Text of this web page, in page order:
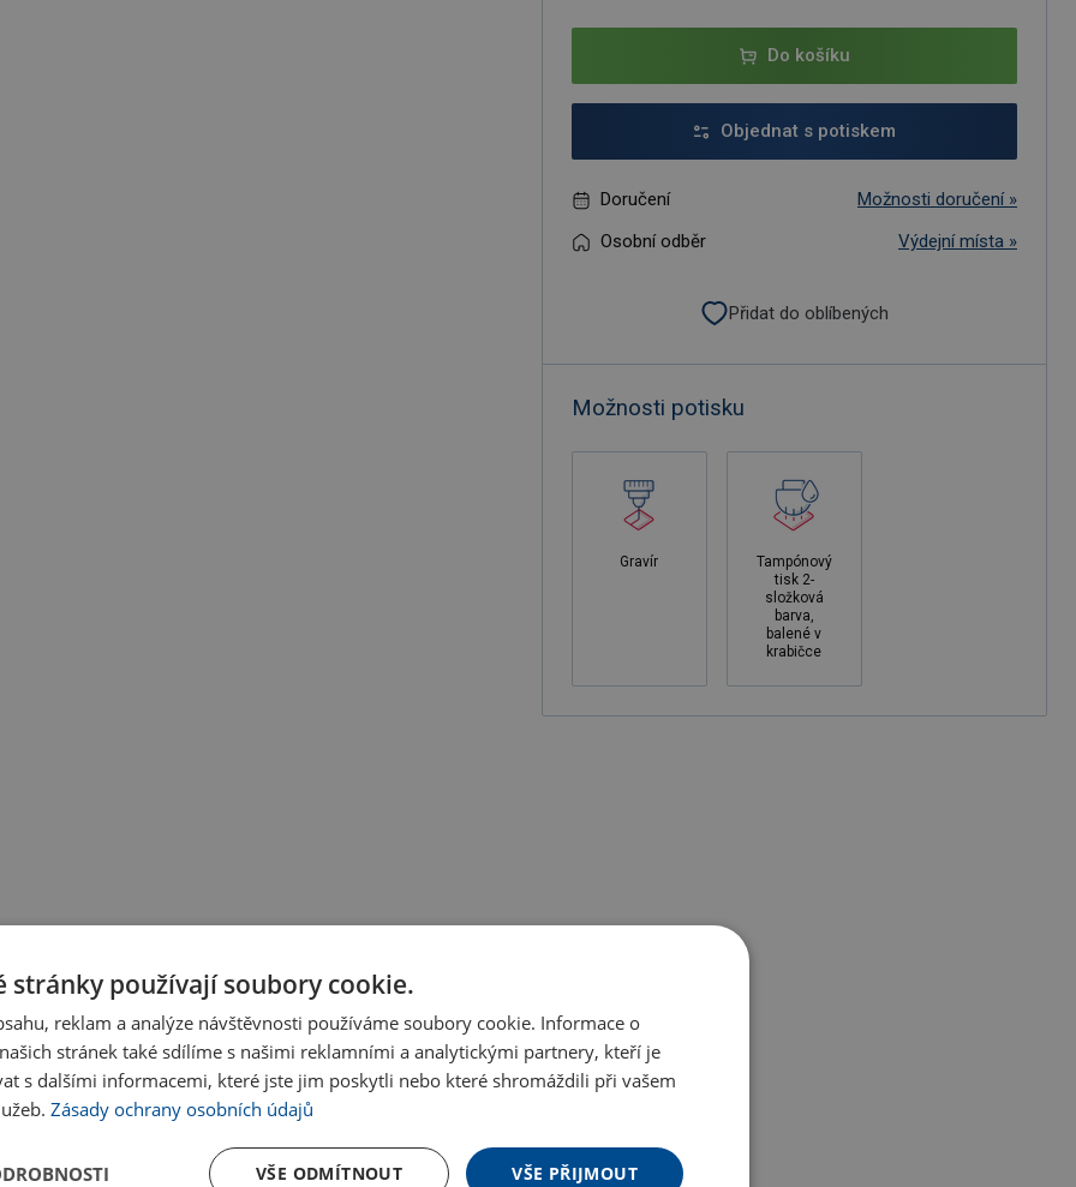
Do košíku
Objednat s potiskem
Doručení
Možnosti doručení »
Osobní odběr
Výdejní místa »
Přidat do oblíbených
Možnosti potisku
Gravír
Tampónový
tisk 2-
složková
barva,
balené v
krabičce
stránky používají soubory cookie.
reklam a analýze návštěvnosti používáme soubory cookie. Informace o
stránek také sdílíme s našimi reklamními a analytickými partnery, kteří je
s dalšími informacemi, které jste jim poskytli nebo které shromáždili při vašem
Zásady ochrany osobních údajů
VŠE PŘIJMOUT
VŠE ODMÍTNOUT